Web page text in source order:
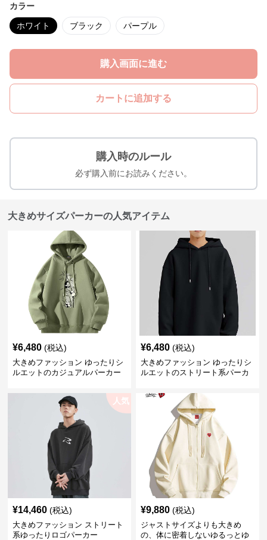
カラー
ホワイト ブラック パープル
購入画面に進む
カートに追加する
購入時のルール
必ず購入前にお読みください。
大きめサイズパーカーの人気アイテム
¥6,480 (税込)
大きめファッション ゆったりシ
ルエットのカジュアルパーカー
¥6,480 (税込)
大きめファッション ゆったりシ
ルエットのストリート系パーカ
人気
¥14,460 (税込)
大きめファッション ストリート
系ゆったりロゴパーカー
¥9,880 (税込)
ジャストサイズよりも大きめ
の、体に密着しないゆるっとゆ